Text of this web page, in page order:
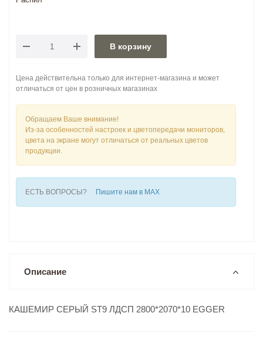
В корзину
Цена действительна только для интернет-магазина и может
отличаться от цен в розничных магазинах
Обращаем Ваше внимание!
Из-за особенностей настроек и цветопередачи мониторов,
цвета на экране могут отличаться от реальных цветов
продукции.
ЕСТЬ ВОПРОСЫ? Пишите нам в MAX
Описание
КАШЕМИР СЕРЫЙ ST9 ЛДСП 2800*2070*10 EGGER